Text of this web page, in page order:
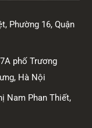
Phường 16, Quận
phố Trương
Hà Nội
Nam Phan Thiết,